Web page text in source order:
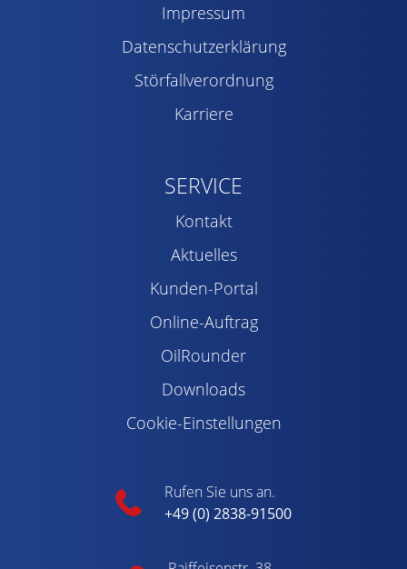
Impressum
Datenschutzerklärung
Störfallverordnung
Karriere
SERVICE
Kontakt
Aktuelles
Kunden-Portal
Online-Auftrag
OilRounder
Downloads
Cookie-Einstellungen
Rufen Sie uns an.
+49 (0) 2838-91500